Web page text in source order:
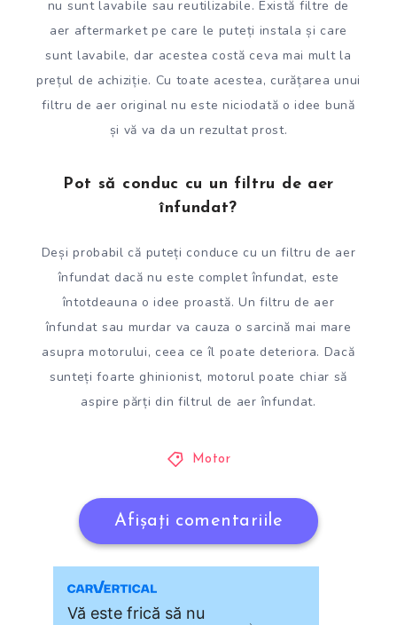
nu sunt lavabile sau reutilizabile. Există filtre de
aer aftermarket pe care le puteți instala și care
sunt lavabile, dar acestea costă ceva mai mult la
prețul de achiziție. Cu toate acestea, curățarea unui
filtru de aer original nu este niciodată o idee bună
și vă va da un rezultat prost.
Pot să conduc cu un filtru de aer
înfundat?
Deși probabil că puteți conduce cu un filtru de aer
înfundat dacă nu este complet înfundat, este
întotdeauna o idee proastă. Un filtru de aer
înfundat sau murdar va cauza o sarcină mai mare
asupra motorului, ceea ce îl poate deteriora. Dacă
sunteți foarte ghinionist, motorul poate chiar să
aspire părți din filtrul de aer înfundat.
Motor
Afișați comentariile